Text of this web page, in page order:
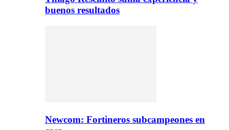
buenos resultados
Newcom: Fortineros subcampeones en